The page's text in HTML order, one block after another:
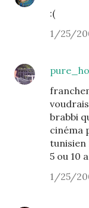
:(
1/25/
brabbi
cinéma
tunisien
5 ou 10
1/25/